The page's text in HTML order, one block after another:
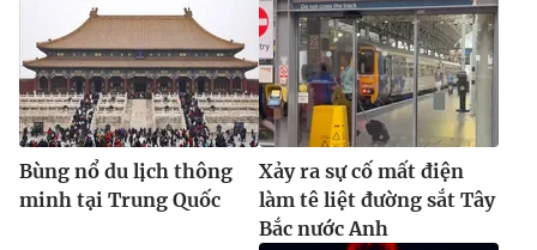
Bùng nổ du lịch thông
minh tại Trung Quốc
Xảy ra sự cố mất điện
làm tê liệt đường sắt Tây
Bắc nước Anh